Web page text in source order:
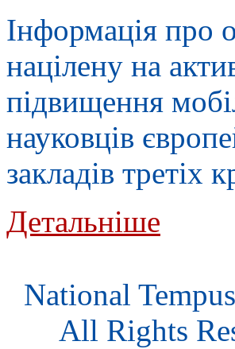
Інформація про
націлену на
підвищення
науковців
закладів третіх
Детальніше
National
All Rights